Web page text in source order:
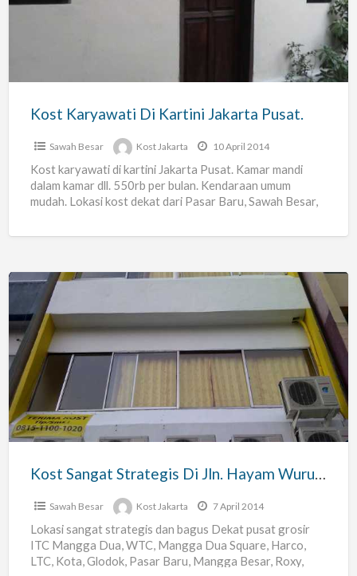
Kost Karyawati Di Kartini Jakarta Pusat.
Sawah Besar Kost Jakarta 10 April 2014
Kost karyawati di kartini Jakarta Pusat. Kamar mandi
dalam kamar dll. 550rb per bulan. Kendaraan umum
mudah. Lokasi kost dekat dari Pasar Baru, Sawah Besar,
Kost
Sangat
Strategis
Di
Jln.
Hayam
Wuruk
Gajah
Mada
Kost Sangat Strategis Di Jln. Hayam Wuruk / Gajah Mada
Sawah Besar Kost Jakarta 7 April 2014
Lokasi sangat strategis dan bagus Dekat pusat grosir
ITC Mangga Dua, WTC, Mangga Dua Square, Harco,
LTC, Kota, Glodok, Pasar Baru, Mangga Besar, Roxy,